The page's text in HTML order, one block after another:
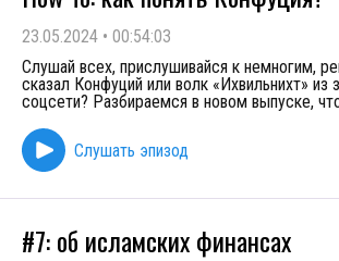
23.05.2024 • 00:54:03
Слушай всех, прислушивайся к немногим,
сказал Конфуций или волк «Ихвильнихт» из
соцсети? Разбираемся в новом выпуске,
Слушать эпизод
#7: об исламских финансах